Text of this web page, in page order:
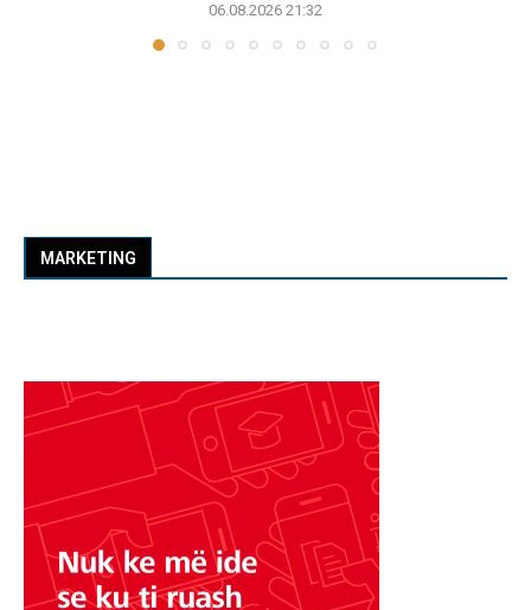
06.08.2026 21:32
MARKETING